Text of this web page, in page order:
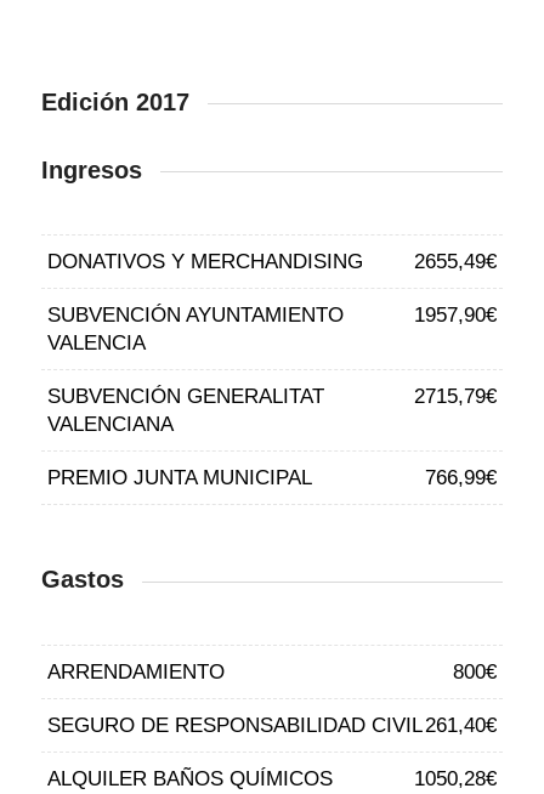
Edición 2017
Ingresos
DONATIVOS Y MERCHANDISING 2655,49€
SUBVENCIÓN AYUNTAMIENTO
VALENCIA
1957,90€
SUBVENCIÓN GENERALITAT
VALENCIANA
2715,79€
PREMIO JUNTA MUNICIPAL 766,99€
Gastos
ARRENDAMIENTO 800€
SEGURO DE RESPONSABILIDAD CIVIL261,40€
ALQUILER BAÑOS QUÍMICOS 1050,28€